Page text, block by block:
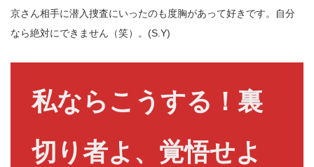
京さん相手に潜入捜査にいったのも度胸があって好きです。自分
なら絶対にできません（笑）。(S.Y)
私ならこうする！裏
切り者よ、覚悟せよ